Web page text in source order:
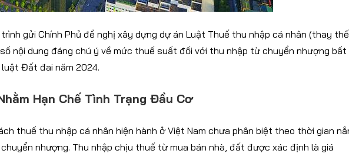
gửi Chính Phủ đề nghị xây dựng dự án Luật Thuế thu nhập cá nhân (thay
nội dung đáng chú ý về mức thuế suất đối với thu nhập từ chuyển nhượng bất
Đất đai năm 2024.
Hạn Chế Tình Trạng Đầu Cơ
thuế thu nhập cá nhân hiện hành ở Việt Nam chưa phân biệt theo thời gian
nhượng. Thu nhập chịu thuế từ mua bán nhà, đất được xác định là giá